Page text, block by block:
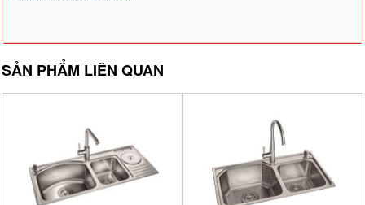
SẢN PHẨM LIÊN QUAN